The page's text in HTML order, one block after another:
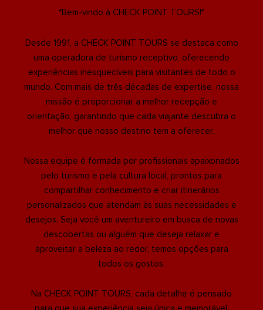
*Bem-vindo à CHECK POINT TOURS!*
Desde 1991, a CHECK POINT TOURS se destaca como
uma operadora de turismo receptivo, oferecendo
experiências inesquecíveis para visitantes de todo o
mundo. Com mais de três décadas de expertise, nossa
missão é proporcionar a melhor recepção e
orientação, garantindo que cada viajante descubra o
melhor que nosso destino tem a oferecer.
Nossa equipe é formada por profissionais apaixonados
pelo turismo e pela cultura local, prontos para
compartilhar conhecimento e criar itinerários
personalizados que atendam às suas necessidades e
desejos. Seja você um aventureiro em busca de novas
descobertas ou alguém que deseja relaxar e
aproveitar a beleza ao redor, temos opções para
todos os gostos.
Na CHECK POINT TOURS, cada detalhe é pensado